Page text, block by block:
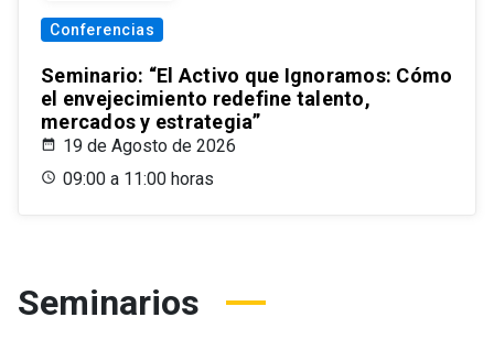
Conferencias
Seminario: “El Activo que Ignoramos: Cómo
el envejecimiento redefine talento,
mercados y estrategia”
19 de Agosto de 2026
09:00 a 11:00 horas
Seminarios